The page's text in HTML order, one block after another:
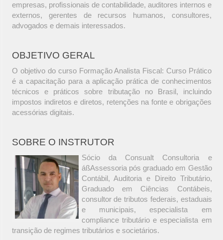
empresas, profissionais de contabilidade, auditores internos e
externos, gerentes de recursos humanos, consultores,
advogados e demais interessados.
OBJETIVO GERAL
O objetivo do curso Formação Analista Fiscal: Curso Prático
é a capacitação para a aplicação prática de conhecimentos
técnicos e práticos sobre tributação no Brasil, incluindo
impostos indiretos e diretos, retenções na fonte e obrigações
acessórias digitais.
SOBRE O INSTRUTOR
Sócio da Consualt Consultoria e
áßAssessoria pós graduado em Gestão
Contábil, Auditoria e Direito Tributário,
Graduado em Ciências Contábeis,
consultor de tributos federais, estaduais
e municipais, especialista em
compliance tributário e especialista em
transição de regimes tributários e societários.